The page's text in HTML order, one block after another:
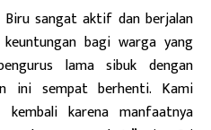
Biru sangat aktif dan berjalan
bagi warga yang
lama sibuk dengan
ini sempat berhenti. Kami
kembali karena manfaatnya